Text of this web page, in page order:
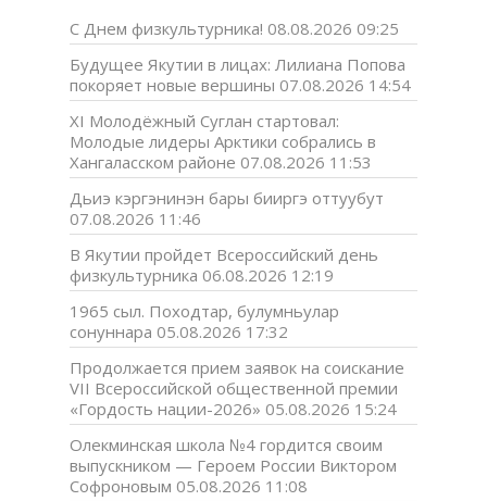
С Днем физкультурника! 08.08.2026 09:25
Будущее Якутии в лицах: Лилиана Попова
покоряет новые вершины 07.08.2026 14:54
XI Молодёжный Суглан стартовал:
Молодые лидеры Арктики собрались в
Хангаласском районе 07.08.2026 11:53
Дьиэ кэргэнинэн бары бииргэ оттуубут
07.08.2026 11:46
В Якутии пройдет Всероссийский день
физкультурника 06.08.2026 12:19
1965 сыл. Походтар, булумньулар
сонуннара 05.08.2026 17:32
Продолжается прием заявок на соискание
VII Всероссийской общественной премии
«Гордость нации-2026» 05.08.2026 15:24
Олекминская школа №4 гордится своим
выпускником — Героем России Виктором
Софроновым 05.08.2026 11:08